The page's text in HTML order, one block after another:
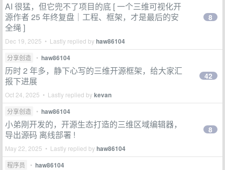
AI 很猛，但它兜不了项目的底 [ 一个三维可视化开
源作者 25 年终复盘｜工程、框架，才是最后的安
全绳 ]
Dec 19, 2025 • Lastly replied byhaw86104
8
分享创造 • haw86104
历时 2 年多，静下心写的三维开源框架，给大家汇
报下进展
Oct 24, 2025 • Lastly replied bykevan
42
分享创造 • haw86104
小弟刚开发的，开源生态打造的三维区域编辑器，
导出源码 离线部署 !
May 22, 2025 • Lastly replied byhaw86104
8
程序员 • haw86104